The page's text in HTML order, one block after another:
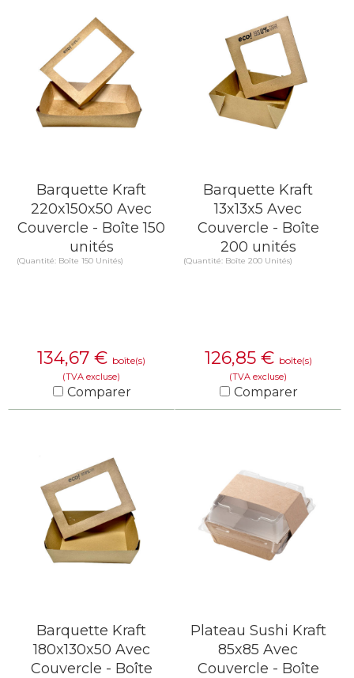
Barquette Kraft
220x150x50 Avec
Couvercle - Boîte 150
unités
(Quantité: Boîte 150 Unités)
134,67 € boîte(s)
(TVA excluse)
Comparer
Barquette Kraft
13x13x5 Avec
Couvercle - Boîte
200 unités
(Quantité: Boîte 200 Unités)
126,85 € boîte(s)
(TVA excluse)
Comparer
Barquette Kraft
180x130x50 Avec
Couvercle - Boîte
Plateau Sushi Kraft
85x85 Avec
Couvercle - Boîte